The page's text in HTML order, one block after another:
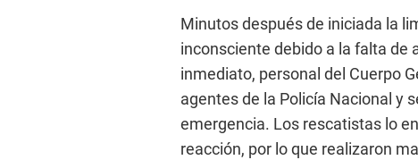
Minutos después de iniciada la
inconsciente debido a la falta de
inmediato, personal del Cuerpo
agentes de la Policía Nacional y
emergencia. Los rescatistas lo
reacción, por lo que realizaron